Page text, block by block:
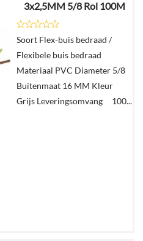
€ 133,71
Details
In
winkelmand
3x2,5MM 5/8 Rol 100M
Soort Flex-buis bedraad /
Flexibele buis bedraad
Materiaal PVC Diameter 5/8
Buitenmaat 16 MM Kleur
Grijs Leveringsomvang 100...